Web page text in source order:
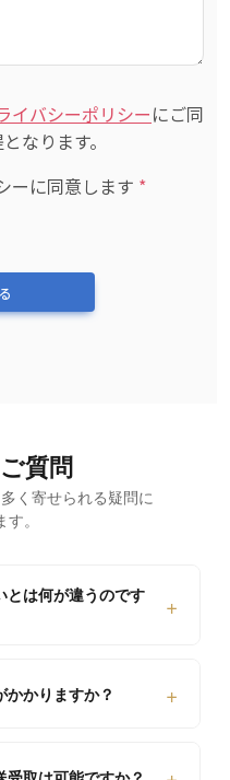
イバシーポリシーにご同
なります。
ーに同意します *
質問
多く寄せられる疑問に
。
とは何が違うのです
+
手数料0円です。ま
かりますか？ +